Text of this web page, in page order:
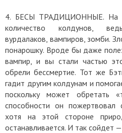
4. БЕСЫ ТРАДИЦИОННЫЕ. На
количество колдунов,
вурдалаков, вампиров, зомби.
понарошку. Вроде бы даже
вампир, и вы стали частью
обрели бессмертие. Тот же
гадит другим колдунам и
поскольку может обретать
способности он пожертвовал
хотя на этой стороне
останавливается. И так сойдет